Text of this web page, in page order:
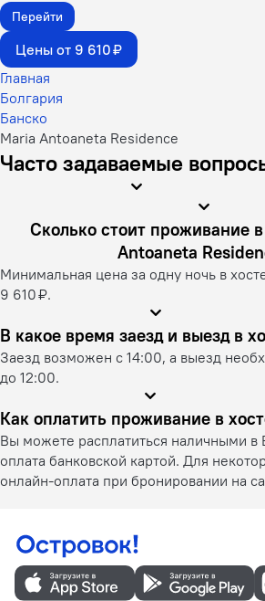
Перейти
Цены от 9 610 ₽
Главная
Болгария
Банско
Maria Antoaneta Residence
Часто задаваемые
Сколько стоит проживание в хостеле Maria
Antoaneta
Минимальная цена за одну ночь в
9 610 ₽.
В какое
Заезд возможен с 14:00, а выезд
до 12:00.
Как оплатить
Вы можете расплатиться наличными в
оплата банковской картой. Для
онлайн-оплата при бронировании на